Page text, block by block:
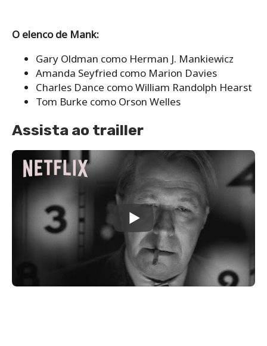
O elenco de Mank:
Gary Oldman como Herman J. Mankiewicz
Amanda Seyfried como Marion Davies
Charles Dance como William Randolph Hearst
Tom Burke como Orson Welles
Assista ao trailler